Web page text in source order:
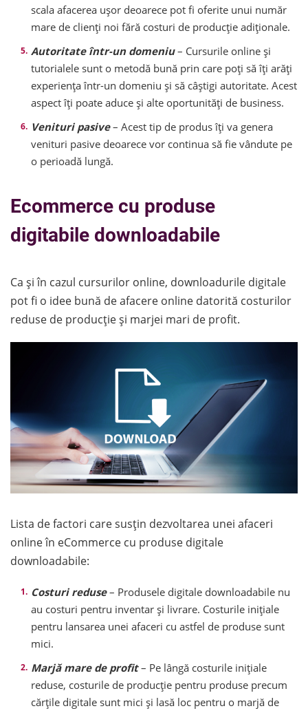
scala afacerea ușor deoarece pot fi oferite unui număr
mare de clienți noi fără costuri de producție adiționale.
Autoritate într-un domeniu– Cursurile online și
tutorialele sunt o metodă bună prin care poți să îți arăți
experiența într-un domeniu și să câștigi autoritate. Acest
aspect îți poate aduce și alte oportunități de business.
Venituri pasive– Acest tip de produs îți va genera
venituri pasive deoarece vor continua să fie vândute pe
o perioadă lungă.
Ecommerce cu produse
digitabile downloadabile
Ca și în cazul cursurilor online, downloadurile digitale
pot fi o idee bună de afacere online datorită costurilor
reduse de producție și marjei mari de profit.
Lista de factori care susțin dezvoltarea unei afaceri
online în eCommerce cu produse digitale
downloadabile:
Costuri reduse– Produsele digitale downloadabile nu
au costuri pentru inventar și livrare. Costurile inițiale
pentru lansarea unei afaceri cu astfel de produse sunt
mici.
Marjă mare de profit– Pe lângă costurile inițiale
reduse, costurile de producție pentru produse precum
cărțile digitale sunt mici și lasă loc pentru o marjă de